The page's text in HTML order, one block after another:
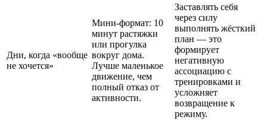
Дни, когда «вообще
не хочется»
Мини-формат: 10
минут растяжки
или прогулка
вокруг дома.
Лучше маленькое
движение, чем
полный отказ от
активности.
Заставлять себя
через силу
выполнять жёсткий
план — это
формирует
негативную
ассоциацию с
тренировками и
усложняет
возвращение к
режиму.